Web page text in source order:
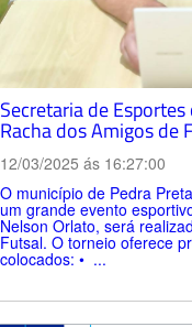
Secretaria de
Racha dos Amigos de
12/03/2025 ás 16:27:00
O município de Pedra
um grande evento
Nelson Orlato, será
Futsal. O torneio oferece
colocados: • ...